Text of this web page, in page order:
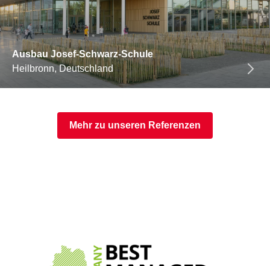
Ausbau Josef-Schwarz-Schule
Heilbronn, Deutschland
Mehr zu unseren Referenzen